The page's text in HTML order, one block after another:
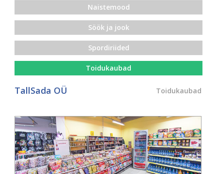
Naistemood
Söök ja jook
Spordiriided
Toidukaubad
TallSada OÜ Toidukaubad